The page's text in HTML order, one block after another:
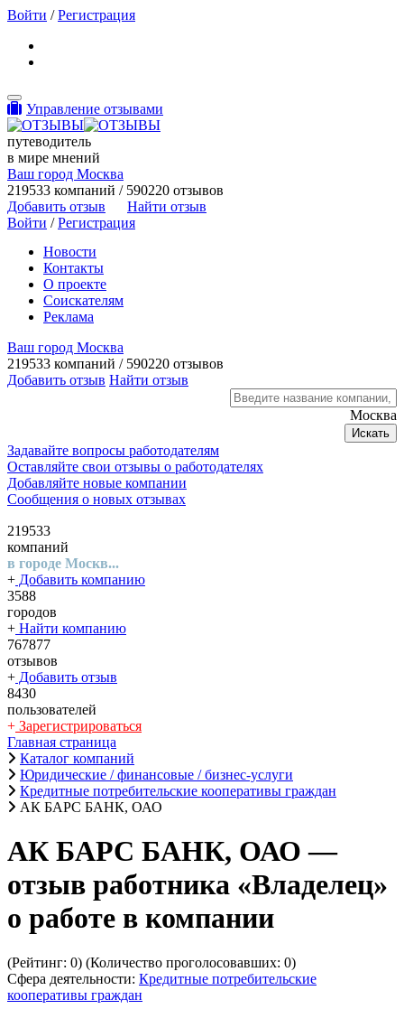
Войти /Регистрация
Toggle navigation
Управление отзывами
путеводитель
в мире мнений
Ваш город Москва
219533 компаний / 590220 отзывов
Добавить отзыв
Найти отзыв
Войти /Регистрация
Новости
Контакты
О проекте
Соискателям
Реклама
Ваш город Москва
219533 компаний / 590220 отзывов
Добавить отзыв Найти отзыв
Москва
Искать
Задавайте вопросы работодателям
Оставляйте свои отзывы о работодателях
Добавляйте новые компании
Сообщения о новых отзывах
219533
компаний
в городе Москв...
+ Добавить компанию
3588
городов
+ Найти компанию
767877
отзывов
+ Добавить отзыв
8430
пользователей
+ Зарегистрироваться
Главная страница
Каталог компаний
Юридические / финансовые / бизнес-услуги
Кредитные потребительские кооперативы граждан
АК БАРС БАНК, ОАО
АК БАРС БАНК, ОАО —
отзыв работника «Владелец»
о работе в компании
(Рейтинг: 0) (Количество проголосовавших: 0)
Сфера деятельности: Кредитные потребительские
кооперативы граждан